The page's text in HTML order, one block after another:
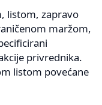
listom, zapravo
maržom,
privrednika.
listom povećane